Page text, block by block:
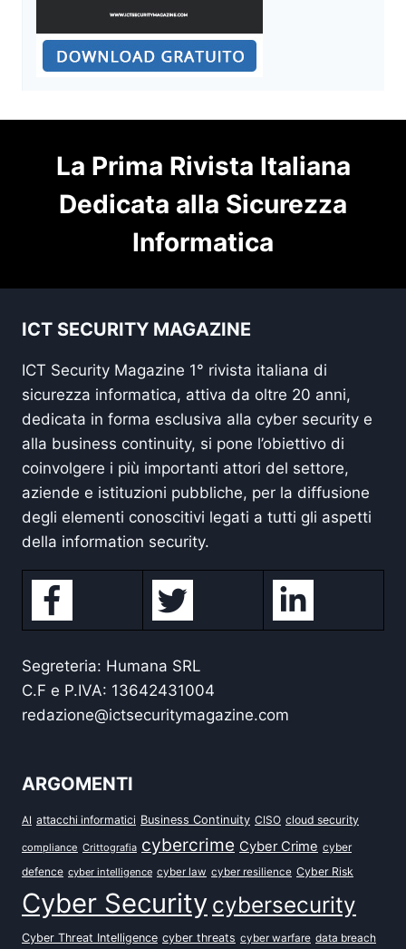
La Prima Rivista Italiana
Dedicata alla Sicurezza
Informatica
ICT SECURITY MAGAZINE
ICT Security Magazine 1° rivista italiana di
sicurezza informatica, attiva da oltre 20 anni,
dedicata in forma esclusiva alla cyber security e
alla business continuity, si pone l’obiettivo di
coinvolgere i più importanti attori del settore,
aziende e istituzioni pubbliche, per la diffusione
degli elementi conoscitivi legati a tutti gli aspetti
della information security.
Segreteria: Humana SRL
C.F e P.IVA: 13642431004
redazione@ictsecuritymagazine.com
ARGOMENTI
AI attacchi informatici Business Continuity CISO cloud security
compliance Crittografia cybercrime Cyber Crime cyber
defence cyber intelligence cyber law cyber resilience Cyber Risk
Cyber Security cybersecurity
Cyber Threat Intelligence cyber threats cyber warfare data breach